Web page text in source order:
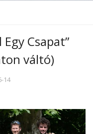
Egy Csapat”
váltó)
14